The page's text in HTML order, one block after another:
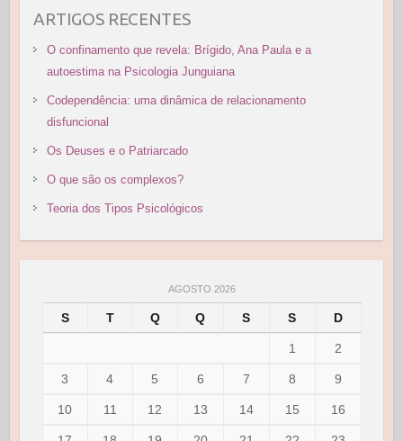
ARTIGOS RECENTES
O confinamento que revela: Brígido, Ana Paula e a
autoestima na Psicologia Junguiana
Codependência: uma dinâmica de relacionamento
disfuncional
Os Deuses e o Patriarcado
O que são os complexos?
Teoria dos Tipos Psicológicos
AGOSTO 2026
S T Q Q S S D
1 2
3 4 5 6 7 8 9
10 11 12 13 14 15 16